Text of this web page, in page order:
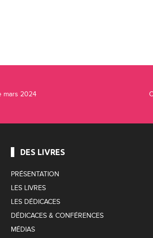
mars 2024
DES LIVRES
PRÉSENTATION
LES LIVRES
LES DÉDICACES
DÉDICACES & CONFÉRENCES
MÉDIAS